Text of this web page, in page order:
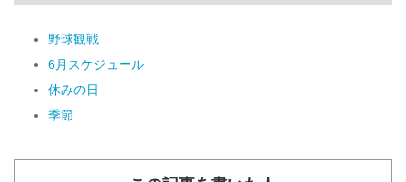
野球観戦
6月スケジュール
休みの日
季節